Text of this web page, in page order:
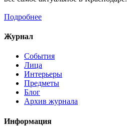
Подробнее
Журнал
События
Лица
Интерьеры
Предметы
Блог
Архив журнала
Информация